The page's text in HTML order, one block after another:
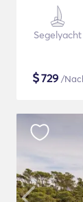
Segelyacht
$729 /